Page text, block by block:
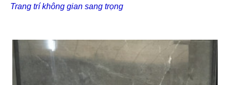
Trang trí không gian sang trọng